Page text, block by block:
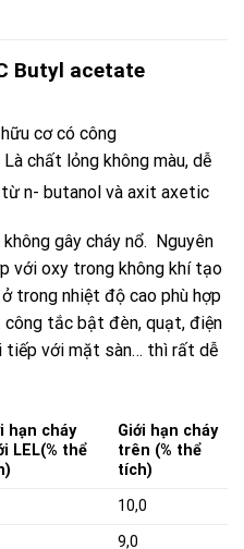
Butyl acetate
cơcó công
Là chất lỏng không màu, dễ
n- butanol và axit axetic
gây cháy nổ. Nguyên
với oxy trong không khí tạo
trong nhiệt độ cao phù hợp
tắc bật đèn, quạt, điện
tiếp với mặt sàn… thì rất dễ
hạn cháy
LEL(% thể
Giới hạn cháy
trên (% thể
tích)
10,0
9,0